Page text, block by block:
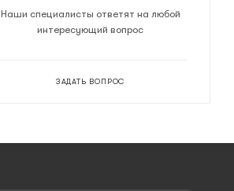
Наши специалисты ответят на любой
интересующий вопрос
ЗАДАТЬ ВОПРОС